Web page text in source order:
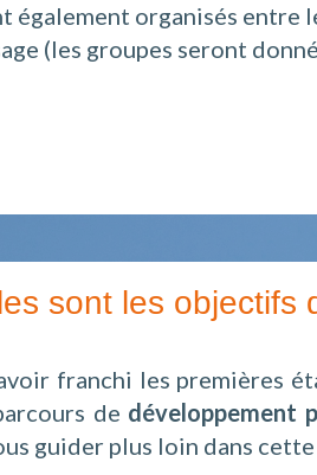
également organisés
(les groupes seront
sont les objectifs
franchi les premières
de développement
guider plus loin dans